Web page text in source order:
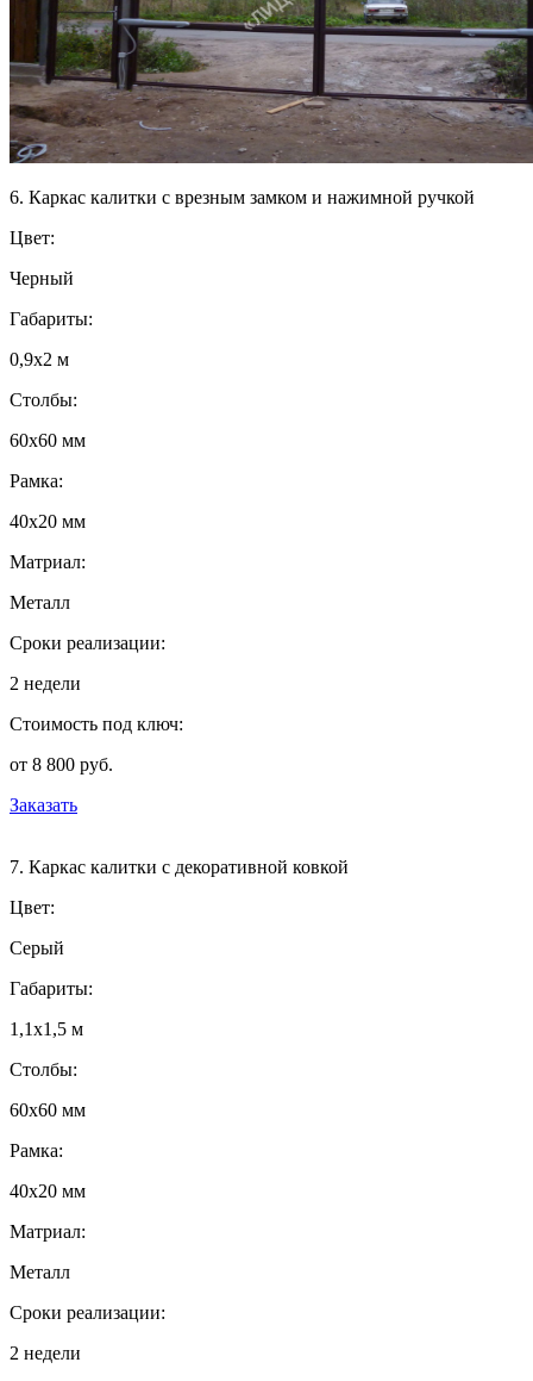
6. Каркас калитки с врезным замком и нажимной ручкой
Цвет:
Черный
Габариты:
0,9х2 м
Столбы:
60х60 мм
Рамка:
40х20 мм
Матриал:
Металл
Сроки реализации:
2 недели
Стоимость под ключ:
от 8 800 руб.
Заказать
7. Каркас калитки с декоративной ковкой
Цвет:
Серый
Габариты:
1,1х1,5 м
Столбы:
60х60 мм
Рамка:
40х20 мм
Матриал:
Металл
Сроки реализации:
2 недели